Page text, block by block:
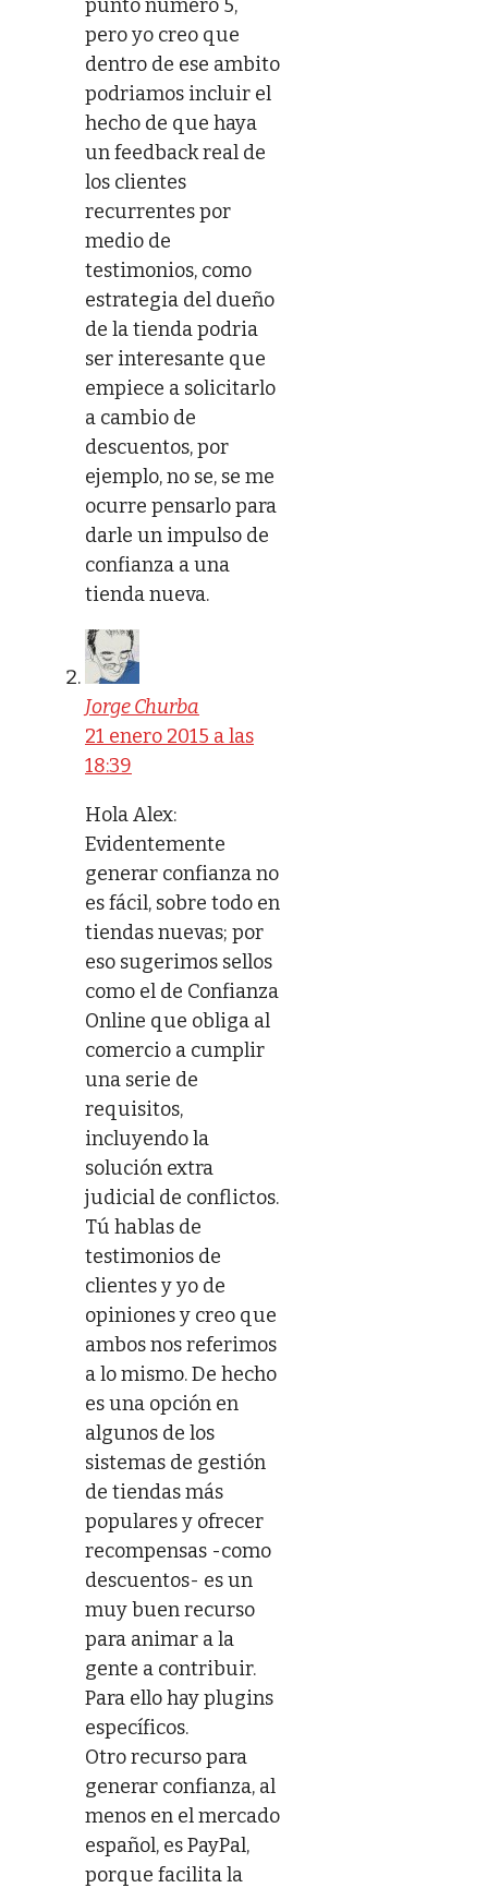
punto numero 5,
pero yo creo que
dentro de ese ambito
podriamos incluir el
hecho de que haya
un feedback real de
los clientes
recurrentes por
medio de
testimonios, como
estrategia del dueño
de la tienda podria
ser interesante que
empiece a solicitarlo
a cambio de
descuentos, por
ejemplo, no se, se me
ocurre pensarlo para
darle un impulso de
confianza a una
tienda nueva.
Jorge Churba
21 enero 2015 a las
18:39
Hola Alex:
Evidentemente
generar confianza no
es fácil, sobre todo en
tiendas nuevas; por
eso sugerimos sellos
como el de Confianza
Online que obliga al
comercio a cumplir
una serie de
requisitos,
incluyendo la
solución extra
judicial de conflictos.
Tú hablas de
testimonios de
clientes y yo de
opiniones y creo que
ambos nos referimos
a lo mismo. De hecho
es una opción en
algunos de los
sistemas de gestión
de tiendas más
populares y ofrecer
recompensas -como
descuentos- es un
muy buen recurso
para animar a la
gente a contribuir.
Para ello hay plugins
específicos.
Otro recurso para
generar confianza, al
menos en el mercado
español, es PayPal,
porque facilita la